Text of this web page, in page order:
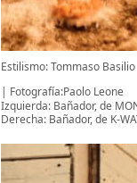
Estilismo: Tommaso Basilio
Fotografía:Paolo Leone
Izquierda: Bañador, de
Derecha: Bañador, de K-